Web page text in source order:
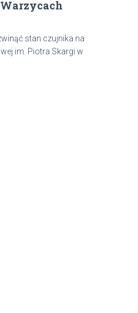
stan czujnika na
im. Piotra Skargi w